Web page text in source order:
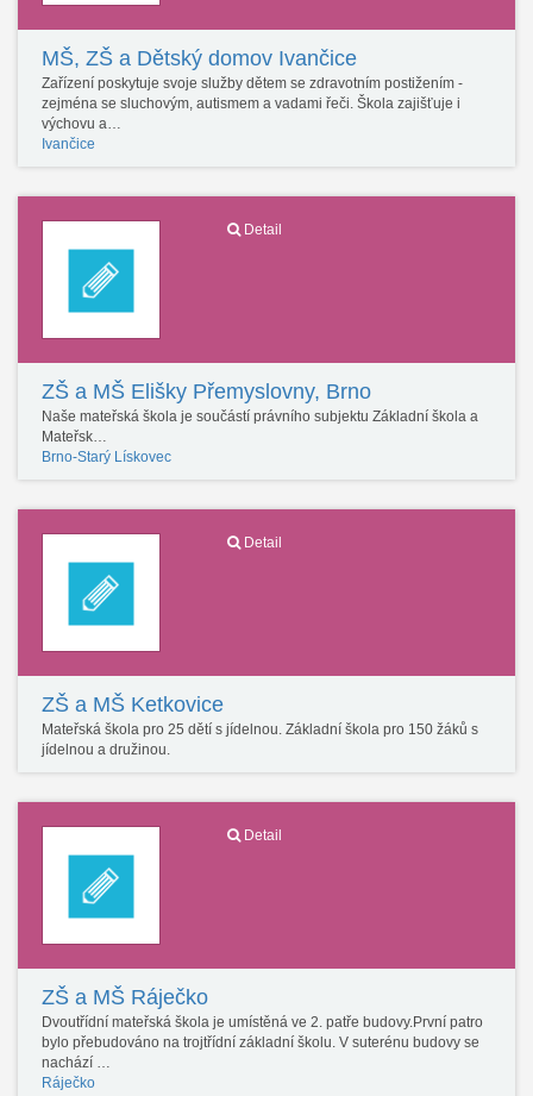
MŠ, ZŠ a Dětský domov Ivančice
Zařízení poskytuje svoje služby dětem se zdravotním postižením -
zejména se sluchovým, autismem a vadami řeči. Škola zajišťuje i
výchovu a…
Ivančice
Detail
ZŠ a MŠ Elišky Přemyslovny, Brno
Naše mateřská škola je součástí právního subjektu Základní škola a
Mateřsk…
Brno-Starý Lískovec
Detail
ZŠ a MŠ Ketkovice
Mateřská škola pro 25 dětí s jídelnou. Základní škola pro 150 žáků s
jídelnou a družinou.
Detail
ZŠ a MŠ Ráječko
Dvoutřídní mateřská škola je umístěná ve 2. patře budovy.První patro
bylo přebudováno na trojtřídní základní školu. V suterénu budovy se
nachází …
Ráječko